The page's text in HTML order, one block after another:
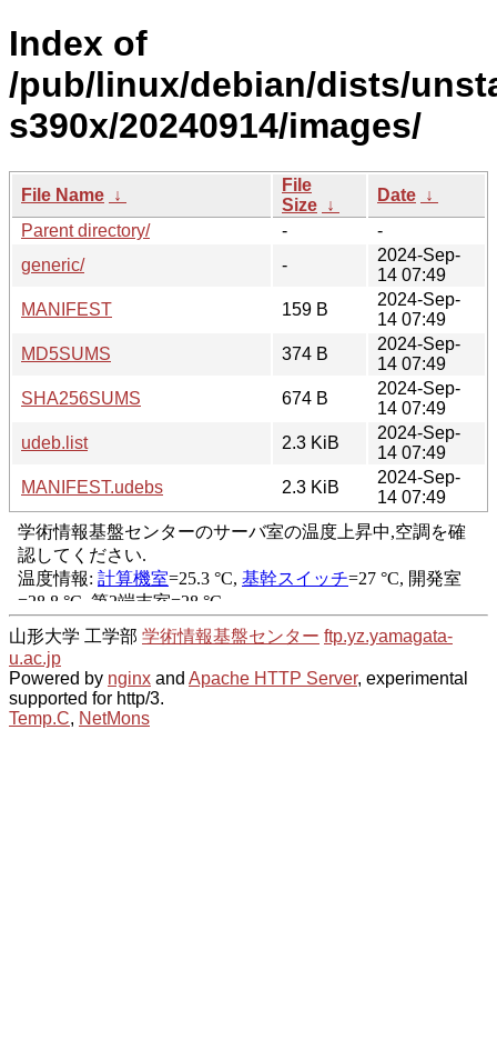
Index of
/pub/linux/debian/dists/
s390x/20240914/images/
File Name ↓
File
Size ↓
Date ↓
Parent directory/
-
-
generic/
-
2024-Sep-
14 07:49
MANIFEST
159 B
2024-Sep-
14 07:49
MD5SUMS
374 B
2024-Sep-
14 07:49
SHA256SUMS
674 B
2024-Sep-
14 07:49
udeb.list
2.3 KiB
2024-Sep-
14 07:49
MANIFEST.udebs
2.3 KiB
2024-Sep-
14 07:49
山形大学 工学部 学術情報基盤センター ftp.yz.yamagata-
u.ac.jp
Powered by nginx and Apache HTTP Server, experimental
supported for http/3.
Temp.C, NetMons